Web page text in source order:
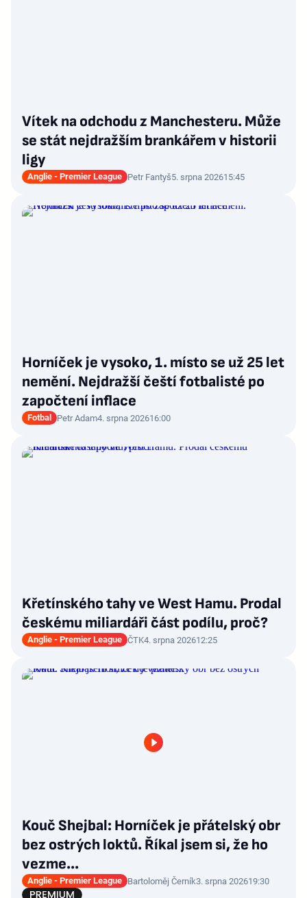
Vítek na odchodu z Manchesteru. Může
se stát nejdražším brankářem v historii
ligy
Anglie - Premier League Petr Fantyš5. srpna 202615:45
Horníček je vysoko, 1. místo se už 25 let
nemění. Nejdražší čeští fotbalisté po
započtení inflace
Fotbal Petr Adam4. srpna 202616:00
Křetínského tahy ve West Hamu. Prodal
českému miliardáři část podílu, proč?
Anglie - Premier League ČTK4. srpna 202612:25
Kouč Shejbal: Horníček je přátelský obr
bez ostrých loktů. Říkal jsem si, že ho
vezme...
Anglie - Premier League Bartoloměj Černík3. srpna 202619:30